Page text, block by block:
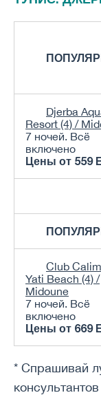
Djerba
Resort (4) /
7 ночей. Всё
включено
Цены от 559
Club
Yati Beach (4) /
Midoune
7 ночей. Всё
включено
Цены от 669
* Спрашивай